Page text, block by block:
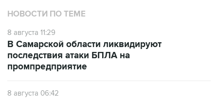
НОВОСТИ ПО ТЕМЕ
8 августа 11:29
В Самарской области ликвидируют
последствия атаки БПЛА на
промпредприятие
8 августа 06:42